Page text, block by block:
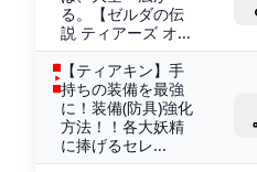
る。【ゼルダの伝
説 ティアーズ オ...
【ティアキン】手
持ちの装備を最強
に！装備(防具)強化
方法！！各大妖精
に捧げるセレ...